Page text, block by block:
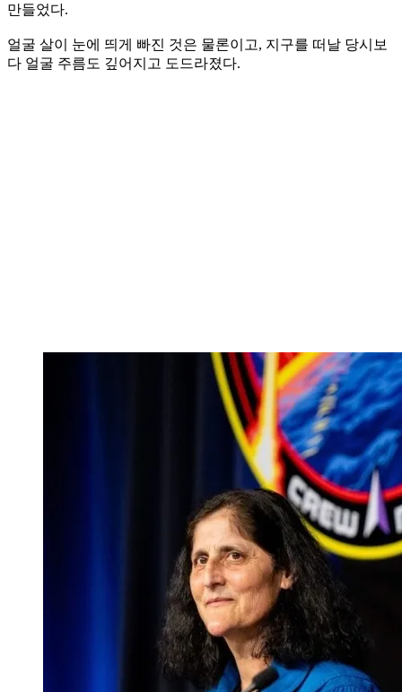
만들었다.
얼굴 살이 눈에 띄게 빠진 것은 물론이고, 지구를 떠날 당시보
다 얼굴 주름도 깊어지고 도드라졌다.